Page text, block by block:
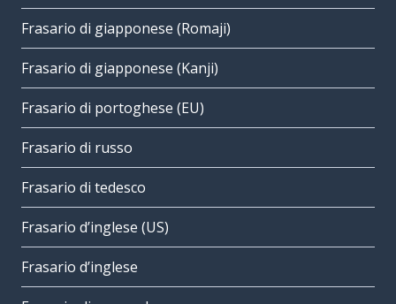
Frasario di giapponese (Romaji)
Frasario di giapponese (Kanji)
Frasario di portoghese (EU)
Frasario di russo
Frasario di tedesco
Frasario d’inglese (US)
Frasario d’inglese